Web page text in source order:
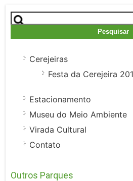
Pesquisar
por:
Cerejeiras
Festa da Cerejeira
Estacionamento
Museu do Meio Ambiente
Virada Cultural
Contato
Outros Parques